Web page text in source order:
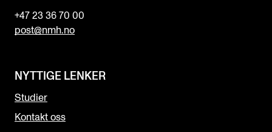
+47 23 36 70 00
post@nmh.no
NYTTIGE LENKER
Studier
Kontakt oss